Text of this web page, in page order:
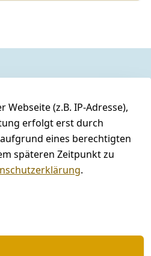
(z.B. IP-Adresse),
erfolgt erst durch
eines berechtigten
späteren Zeitpunkt zu
.